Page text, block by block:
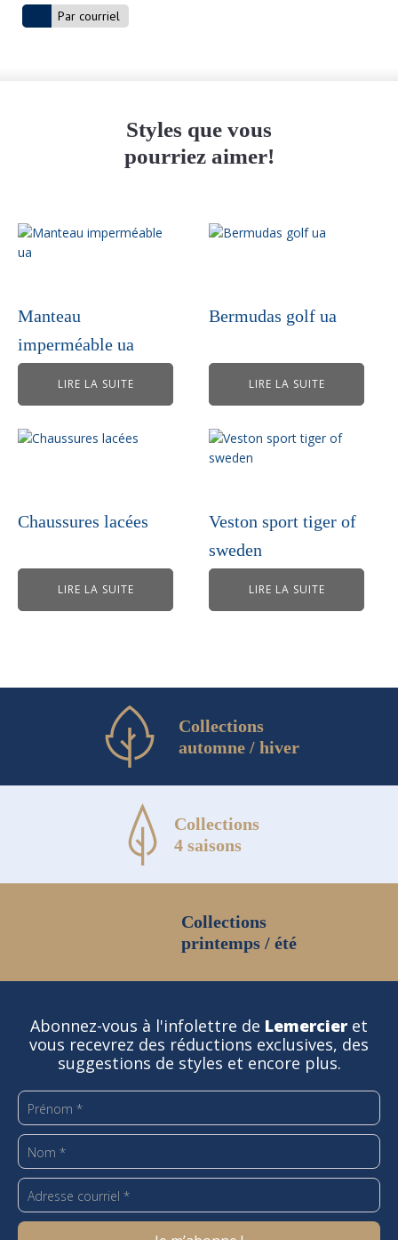
Par courriel
Styles que vous
pourriez aimer!
Manteau
imperméable ua
LIRE LA SUITE
Bermudas golf ua
LIRE LA SUITE
Chaussures lacées
LIRE LA SUITE
Veston sport tiger of
sweden
LIRE LA SUITE
Collections
automne / hiver
Collections
4 saisons
Collections
printemps / été
Abonnez-vous à l'infolettre de Lemercier et
vous recevrez des réductions exclusives, des
suggestions de styles et encore plus.